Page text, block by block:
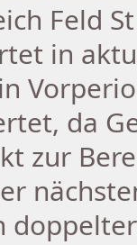
Feld
in
da
zur